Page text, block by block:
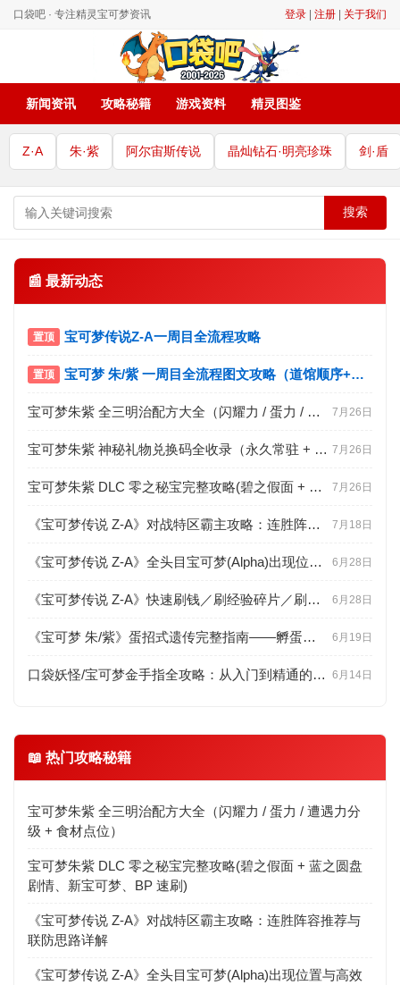
口袋吧 · 专注精灵宝可梦资讯 登录 注册 关于我们
新闻资讯 攻略秘籍 游戏资料 精灵图鉴
Z·A 朱·紫 阿尔宙斯传说 晶灿钻石·明亮珍珠 剑·盾
搜索
📰 最新动态
宝可梦传说Z-A一周目全流程攻略
宝可梦 朱/紫 一周目全流程图文攻略（道馆顺序+宝主挑战）
宝可梦朱紫 全三明治配方大全（闪耀力 / 蛋力 / 遭遇力分级 + 食材点位） 7月26日
宝可梦朱紫 神秘礼物兑换码全收录（永久常驻 + 限时配信 + 联网直领教程） 7月26日
宝可梦朱紫 DLC 零之秘宝完整攻略(碧之假面 + 蓝之圆盘剧情、新宝可梦、BP 速刷) 7月26日
《宝可梦传说 Z-A》对战特区霸主攻略：连胜阵容推荐与联防思路详解 7月18日
《宝可梦传说 Z-A》全头目宝可梦(Alpha)出现位置与高效捕捉技巧 6月28日
《宝可梦传说 Z-A》快速刷钱／刷经验碎片／刷努力值(EV)高效路线 6月28日
《宝可梦 朱/紫》蛋招式遗传完整指南——孵蛋步数、连锁判定与百变怪用法 6月19日
口袋妖怪/宝可梦金手指全攻略：从入门到精通的工具百科 6月14日
📖 热门攻略秘籍
宝可梦朱紫 全三明治配方大全（闪耀力 / 蛋力 / 遭遇力分
级 + 食材点位）
宝可梦朱紫 DLC 零之秘宝完整攻略(碧之假面 + 蓝之圆盘
剧情、新宝可梦、BP 速刷)
《宝可梦传说 Z-A》对战特区霸主攻略：连胜阵容推荐与
联防思路详解
《宝可梦传说 Z-A》全头目宝可梦(Alpha)出现位置与高效